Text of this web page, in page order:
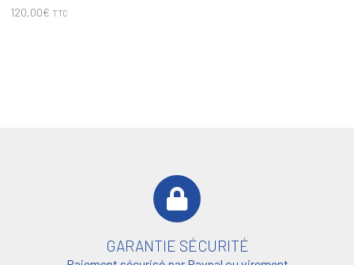
120,00€ TTC
GARANTIE SÉCURITÉ